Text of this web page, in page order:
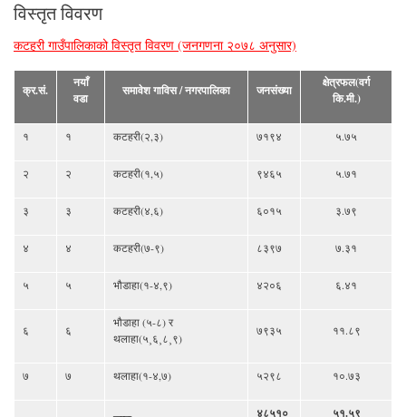
विस्तृत विवरण
कटहरी गाउँपालिकाको विस्तृत विवरण (जनगणना २०७८ अनुसार)
क्र.सं.
नयाँ
वडा
समावेश गाविस / नगरपालिका जनसंख्या
क्षेत्रफल(वर्ग
कि.मी.)
१ १ कटहरी(२,३) ७१९४ ५.७५
२ २ कटहरी(१,५) ९४६५ ५.७१
३ ३ कटहरी(४,६) ६०१५ ३.७९
४ ४ कटहरी(७-९) ८३९७ ७.३१
५ ५ भौडाहा(१-४,९) ४२०६ ६.४१
६ ६
भौडाहा (५-८) र
थलाहा(५¸६¸८¸९)
७९३५ ११.८९
७ ७ थलाहा(१-४,७) ५२९८ १०.७३
४८५१० ५१.५९